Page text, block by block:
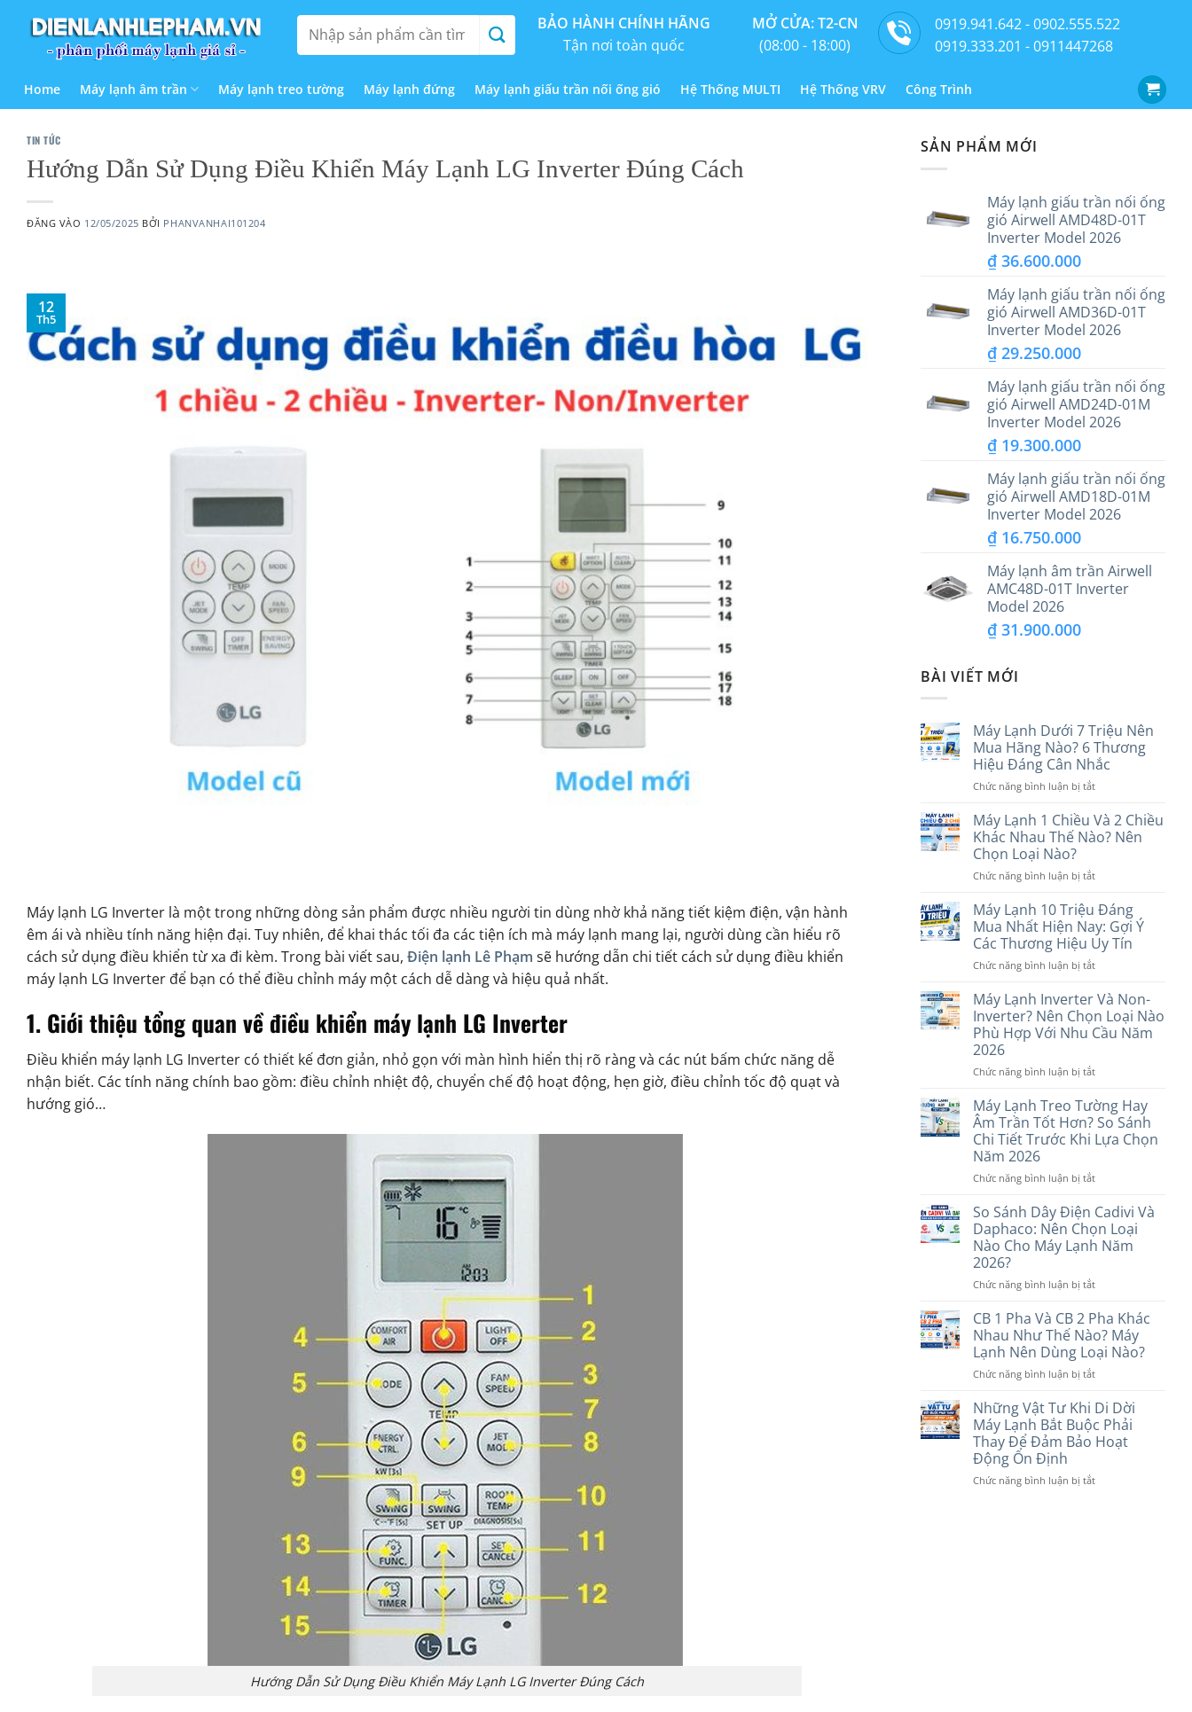
kiếm:
BẢO HÀNH CHÍNH HÃNG
Tận nơi toàn quốc
MỞ CỬA: T2-CN
(08:00 - 18:00)
0919.941.642 - 0902.555.522
0919.333.201 - 0911447268
Home Máy lạnh âm trần Máy lạnh treo tường Máy lạnh đứng Máy lạnh giấu trần nối ống gió Hệ Thống MULTI Hệ Thống VRV Công Trình
TIN TỨC
Hướng Dẫn Sử Dụng Điều Khiển Máy Lạnh LG Inverter Đúng Cách
ĐĂNG VÀO 12/05/2025 BỞI PHANVANHAI101204
12
Th5
Máy lạnh LG Inverter là một trong những dòng sản phẩm được nhiều người tin dùng nhờ khả năng tiết kiệm điện, vận hành
êm ái và nhiều tính năng hiện đại. Tuy nhiên, để khai thác tối đa các tiện ích mà máy lạnh mang lại, người dùng cần hiểu rõ
cách sử dụng điều khiển từ xa đi kèm. Trong bài viết sau, Điện lạnh Lê Phạm sẽ hướng dẫn chi tiết cách sử dụng điều khiển
máy lạnh LG Inverter để bạn có thể điều chỉnh máy một cách dễ dàng và hiệu quả nhất.
1. Giới thiệu tổng quan về điều khiển máy lạnh LG Inverter
Điều khiển máy lạnh LG Inverter có thiết kế đơn giản, nhỏ gọn với màn hình hiển thị rõ ràng và các nút bấm chức năng dễ
nhận biết. Các tính năng chính bao gồm: điều chỉnh nhiệt độ, chuyển chế độ hoạt động, hẹn giờ, điều chỉnh tốc độ quạt và
hướng gió…
Hướng Dẫn Sử Dụng Điều Khiển Máy Lạnh LG Inverter Đúng Cách
SẢN PHẨM MỚI
Máy lạnh giấu trần nối ống
gió Airwell AMD48D-01T
Inverter Model 2026
₫ 36.600.000
Máy lạnh giấu trần nối ống
gió Airwell AMD36D-01T
Inverter Model 2026
₫ 29.250.000
Máy lạnh giấu trần nối ống
gió Airwell AMD24D-01M
Inverter Model 2026
₫ 19.300.000
Máy lạnh giấu trần nối ống
gió Airwell AMD18D-01M
Inverter Model 2026
₫ 16.750.000
Máy lạnh âm trần Airwell
AMC48D-01T Inverter
Model 2026
₫ 31.900.000
BÀI VIẾT MỚI
Máy Lạnh Dưới 7 Triệu Nên
Mua Hãng Nào? 6 Thương
Hiệu Đáng Cân Nhắc
Chức năng bình luận bị tắtở
Lạnh
Dưới
7
Nên
Hãng
Nào?
6
Thương
Hiệu
Cân
Nhắc
Máy Lạnh 1 Chiều Và 2 Chiều
Khác Nhau Thế Nào? Nên
Chọn Loại Nào?
Chức năng bình luận bị tắtở
Lạnh
Chiều
Và
2
Khác
Nhau
Thế
Nào?
Chọn
Nào?
Máy Lạnh 10 Triệu Đáng
Mua Nhất Hiện Nay: Gợi Ý
Các Thương Hiệu Uy Tín
Chức năng bình luận bị tắtở
Lạnh
Triệu
Đáng
Nhất
Nay:
Gợi
Ý
Các
Hiệu
Tín
Máy Lạnh Inverter Và Non-
Inverter? Nên Chọn Loại Nào
Phù Hợp Với Nhu Cầu Năm
2026
Chức năng bình luận bị tắtở
Lạnh
Inverter
Và
Non-
Nên
Loại
Nào
Phù
Hợp
Nhu
Năm
2026
Máy Lạnh Treo Tường Hay
Âm Trần Tốt Hơn? So Sánh
Chi Tiết Trước Khi Lựa Chọn
Năm 2026
Chức năng bình luận bị tắtở
Lạnh
Treo
Tường
Hay
Trần
Hơn?
So
Sánh
Chi
Tiết
Khi
Lựa
Chọn
Năm
So Sánh Dây Điện Cadivi Và
Daphaco: Nên Chọn Loại
Nào Cho Máy Lạnh Năm
2026?
Chức năng bình luận bị tắtở
Sánh
Dây
Điện
Cadivi
Và
Nên
Chọn
Loại
Nào
Máy
CB 1 Pha Và CB 2 Pha Khác
Nhau Như Thế Nào? Máy
Lạnh Nên Dùng Loại Nào?
Chức năng bình luận bị tắtở
1
Pha
Và
CB
Pha
Những Vật Tư Khi Di Dời
Máy Lạnh Bắt Buộc Phải
Thay Để Đảm Bảo Hoạt
Động Ổn Định
Chức năng bình luận bị tắtở